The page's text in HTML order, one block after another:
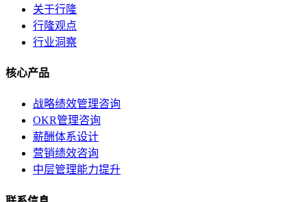
关于行隆
行隆观点
行业洞察
核心产品
战略绩效管理咨询
OKR管理咨询
薪酬体系设计
营销绩效咨询
中层管理能力提升